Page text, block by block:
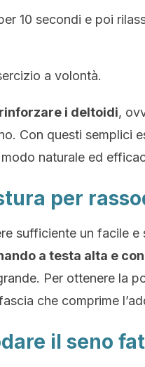
10 secondi e poi
a volontà.
i deltoidi,
Con questi semplici
naturale ed
per
sufficiente un facile
a testa alta e
Per ottenere la
che comprime
il seno